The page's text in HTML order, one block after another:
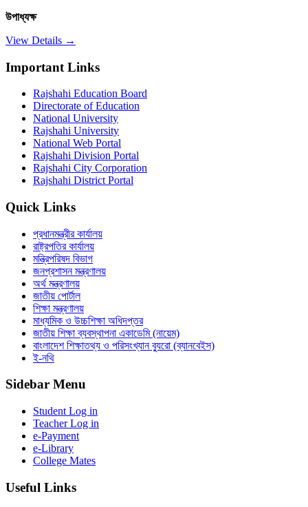
উপাধ্যক্ষ
View Details →
Important Links
Rajshahi Education Board
Directorate of Education
National University
Rajshahi University
National Web Portal
Rajshahi Division Portal
Rajshahi City Corporation
Rajshahi District Portal
Quick Links
প্রধানমন্ত্রীর কার্যালয়
রাষ্ট্রপতির কার্যালয়
মন্ত্রিপরিষদ বিভাগ
জনপ্রশাসন মন্ত্রণালয়
অর্থ মন্ত্রণালয়
জাতীয় পোর্টাল
শিক্ষা মন্ত্রণালয়
মাধ্যমিক ও উচ্চশিক্ষা অধিদপ্তর
জাতীয় শিক্ষা ব্যবস্থাপনা একাডেমি (নায়েম)
বাংলাদেশ শিক্ষাতথ্য ও পরিসংখ্যান ব্যুরো (ব্যানবেইস)
ই-নথি
Sidebar Menu
Student Log in
Teacher Log in
e-Payment
e-Library
College Mates
Useful Links